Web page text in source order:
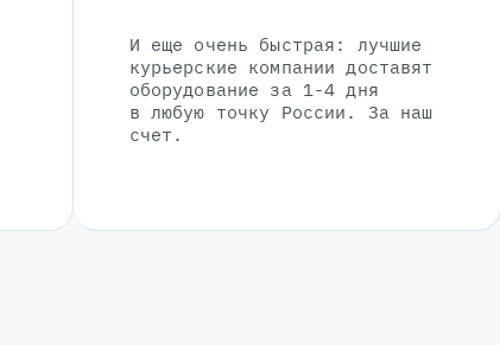
И еще очень быстрая: лучшие
курьерские компании доставят
оборудование за 1-4 дня
в любую точку России. За наш
счет.